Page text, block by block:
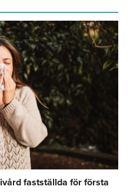
fastställda för första